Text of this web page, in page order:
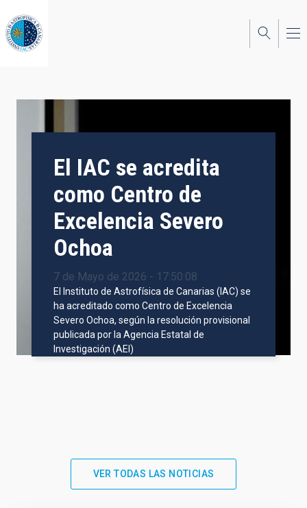
al
contenido
principal
El IAC se acredita
como Centro de
Excelencia Severo
Ochoa
7 de Mayo de 2026 - 17:50:08
El Instituto de Astrofísica de Canarias (IAC) se
ha acreditado como Centro de Excelencia
Severo Ochoa, según la resolución provisional
publicada por la Agencia Estatal de
Investigación (AEI)
VER TODAS LAS NOTICIAS